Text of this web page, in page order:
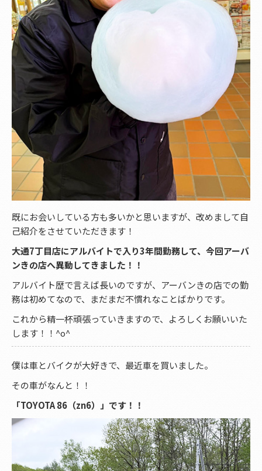
既にお会いしている方も多いかと思いますが、改めまして自
己紹介をさせていただきます！
大通7丁目店にアルバイトで入り3年間勤務して、今回アーバ
ンきの店へ異動してきました！！
アルバイト歴で言えば長いのですが、アーバンきの店での勤
務は初めてなので、まだまだ不慣れなことばかりです。
これから精一杯頑張っていきますので、よろしくお願いいた
します！！^o^
僕は車とバイクが大好きで、最近車を買いました。
その車がなんと！！
「TOYOTA 86（zn6）」です！！